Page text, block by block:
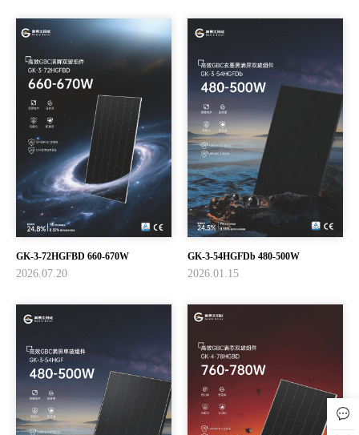
GK-3-72HGFBD 660-670W
2026.07.20
GK-3-54HGFDb 480-500W
2026.01.15